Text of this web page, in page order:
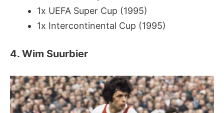
1x UEFA Super Cup (1995)
1x Intercontinental Cup (1995)
4. Wim Suurbier